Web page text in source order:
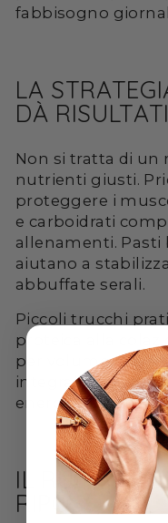
fabbisogno
LA
DÀ RISULTATI
Non si tratta di un
nutrienti giusti.
proteggere i
e carboidrati
allenamenti. Pasti
aiutano a
abbuffate serali.
Piccoli trucchi
proteica alla
per volume senza
integrali e frutta a
energia costante.
IL RUOLO
RIPOSO